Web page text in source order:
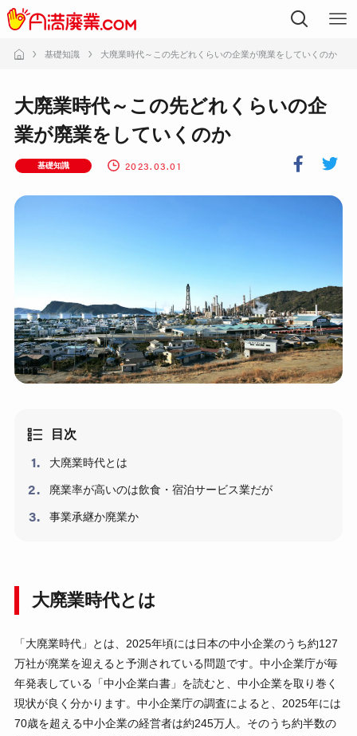
基礎知識 大廃業時代～この先どれくらいの企業が廃業をしていくのか
大廃業時代～この先どれくらいの企
業が廃業をしていくのか
基礎知識 2023.03.01
目次
大廃業時代とは
廃業率が高いのは飲食・宿泊サービス業だが
事業承継か廃業か
大廃業時代とは
「大廃業時代」とは、2025年頃には日本の中小企業のうち約127
万社が廃業を迎えると予測されている問題です。中小企業庁が毎
年発表している「中小企業白書」を読むと、中小企業を取り巻く
現状が良く分かります。中小企業庁の調査によると、2025年には
70歳を超える中小企業の経営者は約245万人。そのうち約半数の